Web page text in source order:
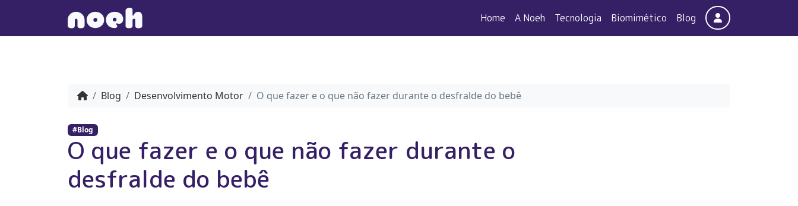
Home A Noeh Tecnologia Biomimético Blog Account
Blog Desenvolvimento Motor O que fazer e o que não fazer durante o desfralde do bebê
#Blog
O que fazer e o que não fazer durante o
desfralde do bebê